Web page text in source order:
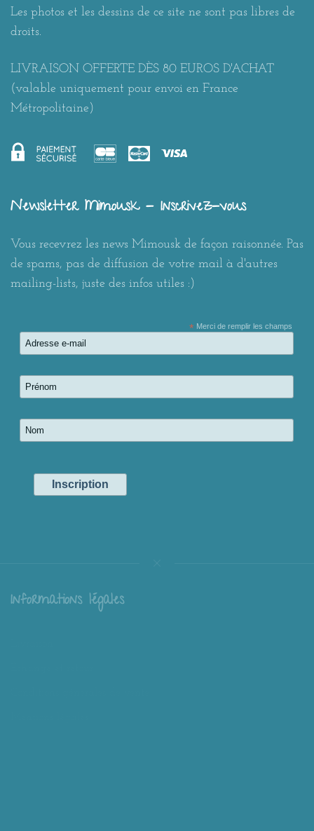
Les photos et les dessins de ce site ne sont pas libres de
droits.
LIVRAISON OFFERTE DÈS 80 EUROS D'ACHAT
(valable uniquement pour envoi en France
Métropolitaine)
Newsletter Mimousk - Inscrivez-vous
Vous recevrez les news Mimousk de façon raisonnée. Pas
de spams, pas de diffusion de votre mail à d'autres
mailing-lists, juste des infos utiles :)
*Merci de remplir les champs
Informations légales